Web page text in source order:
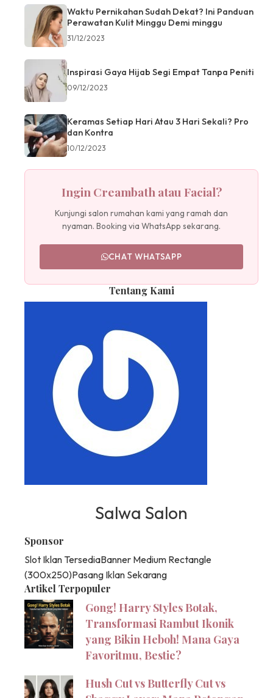
Waktu Pernikahan Sudah Dekat? Ini Panduan
Perawatan Kulit Minggu Demi minggu
31/12/2023
Inspirasi Gaya Hijab Segi Empat Tanpa Peniti
09/12/2023
Keramas Setiap Hari Atau 3 Hari Sekali? Pro
dan Kontra
10/12/2023
Ingin Creambath atau Facial?
Kunjungi salon rumahan kami yang ramah dan
nyaman. Booking via WhatsApp sekarang.
CHAT WHATSAPP
Tentang Kami
Salwa Salon
Sponsor
Slot Iklan TersediaBanner Medium Rectangle
(300x250)Pasang Iklan Sekarang
Artikel Terpopuler
Gong! Harry Styles Botak,
Transformasi Rambut Ikonik
yang Bikin Heboh! Mana Gaya
Favoritmu, Bestie?
Hush Cut vs Butterfly Cut vs